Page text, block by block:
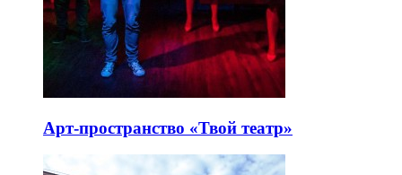
Арт-пространство «Твой театр»